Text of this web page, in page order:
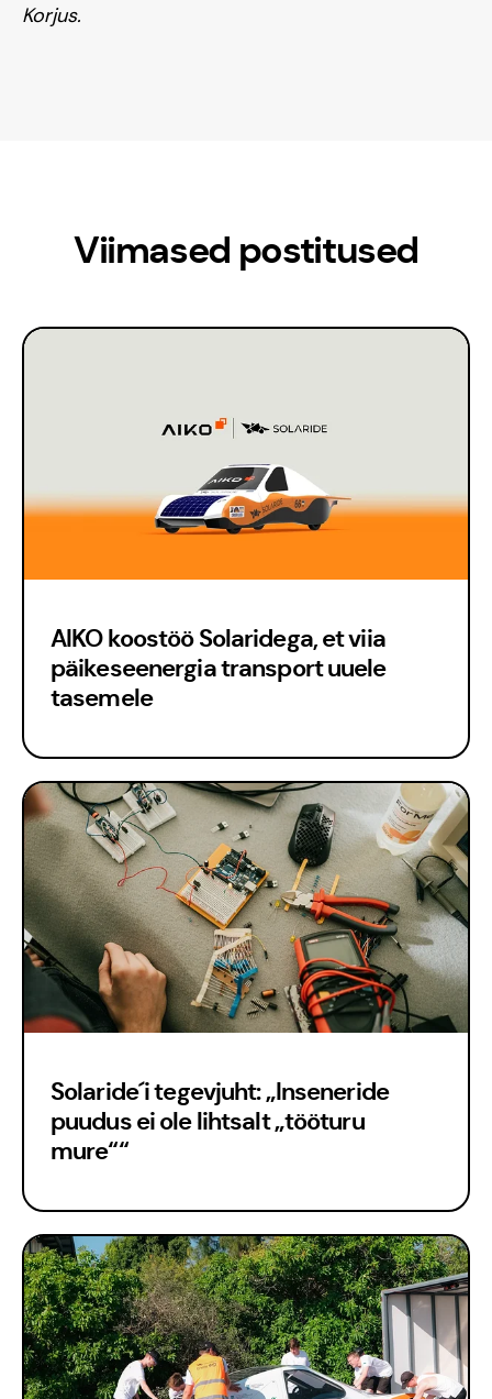
Est
Eng
Korjus.
Viimased postitused
AIKO koostöö Solaridega, et viia
päikeseenergia transport uuele
tasemele
Solaride´i tegevjuht: „Inseneride
puudus ei ole lihtsalt „tööturu
mure““